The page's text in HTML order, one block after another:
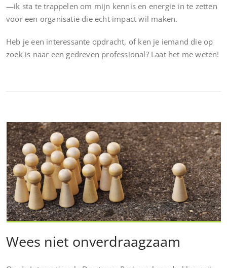
—ik sta te trappelen om mijn kennis en energie in te zetten
voor een organisatie die echt impact wil maken.
Heb je een interessante opdracht, of ken je iemand die op
zoek is naar een gedreven professional? Laat het me weten!
Wees niet onverdraagzaam